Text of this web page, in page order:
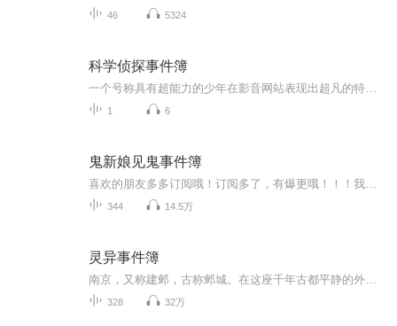
46 5324
科学侦探事件簿
1 6
鬼新娘见鬼事件簿
344 14.5万
灵异事件簿
328 32万